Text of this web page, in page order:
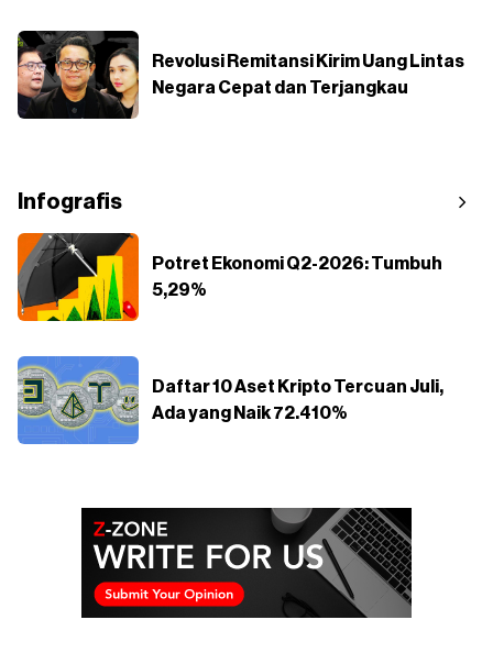
Revolusi Remitansi Kirim Uang Lintas
Negara Cepat dan Terjangkau
Infografis
Potret Ekonomi Q2-2026: Tumbuh
5,29%
Daftar 10 Aset Kripto Tercuan Juli,
Ada yang Naik 72.410%